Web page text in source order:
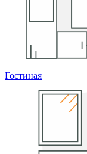
Гостиная